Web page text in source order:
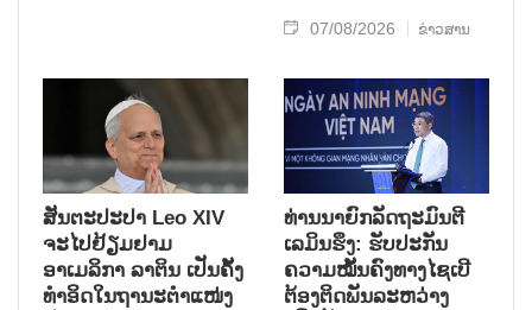
07/08/2026 ຂ່າວສານ
ສັນຕະປະປາ Leo XIV
ຈະໄປຢ້ຽມຢາມ
ອາເມລິກາ ລາຕິນ ເປັນຄັ້ງ
ທຳອິດໃນຖານະຕຳແໜ່ງ
ທ່ານນາຍົກລັດຖະມົນຕີ
ເລມິນຮຶງ: ຮັບປະກັນ
ຄວາມໝັ້ນຄົງທາງໄຊເບີ
ຕ້ອງຕິດພັນລະຫວ່າງ